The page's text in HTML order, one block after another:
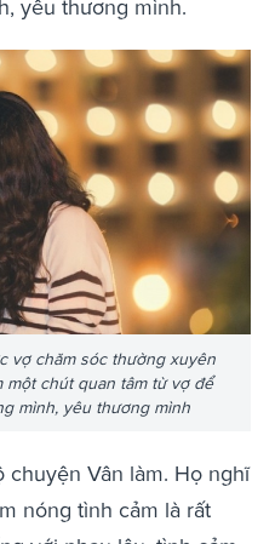
yêu thương mình.
vợ chăm sóc thường xuyên
một chút quan tâm từ vợ để
mình, yêu thương mình
Vân làm. Họ nghĩ
nóng tình cảm là rất